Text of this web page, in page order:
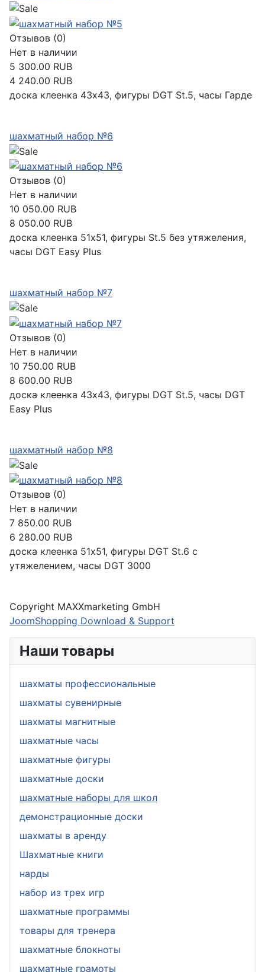
Наши товары
шахматы профессиональные
шахматы сувенирные
шахматы магнитные
шахматные часы
шахматные фигуры
шахматные доски
шахматные наборы для школ
демонстрационные доски
шахматы в аренду
Шахматные книги
нарды
набор из трех игр
шахматные программы
товары для тренера
шахматные блокноты
шахматные грамоты
Отзывов (0)
Нет в наличии
5 300.00 RUB
4 240.00 RUB
доска клеенка 43х43, фигуры DGT St.5, часы Гарде
шахматный набор №6
Отзывов (0)
Нет в наличии
10 050.00 RUB
8 050.00 RUB
доска клеенка 51х51, фигуры St.5 без утяжеления,
часы DGT Easy Plus
шахматный набор №7
Отзывов (0)
Нет в наличии
10 750.00 RUB
8 600.00 RUB
доска клеенка 43х43, фигуры DGT St.5, часы DGT
Easy Plus
шахматный набор №8
Отзывов (0)
Нет в наличии
7 850.00 RUB
6 280.00 RUB
доска клеенка 51х51, фигуры DGT St.6 c
утяжелением, часы DGT 3000
Copyright MAXXmarketing GmbH
JoomShopping Download & Support